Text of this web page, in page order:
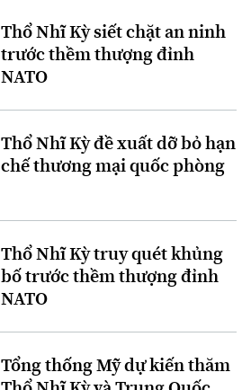
Thổ Nhĩ Kỳ siết chặt an ninh
trước thềm thượng đỉnh
NATO
Thổ Nhĩ Kỳ đề xuất dỡ bỏ hạn
chế thương mại quốc phòng
Thổ Nhĩ Kỳ truy quét khủng
bố trước thềm thượng đỉnh
NATO
Tổng thống Mỹ dự kiến thăm